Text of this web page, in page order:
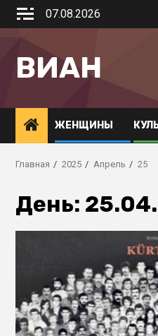
07.08.2026
ВИАН
ЖЕНЩИНЫ
Главная 2025 Апрель 25
День: